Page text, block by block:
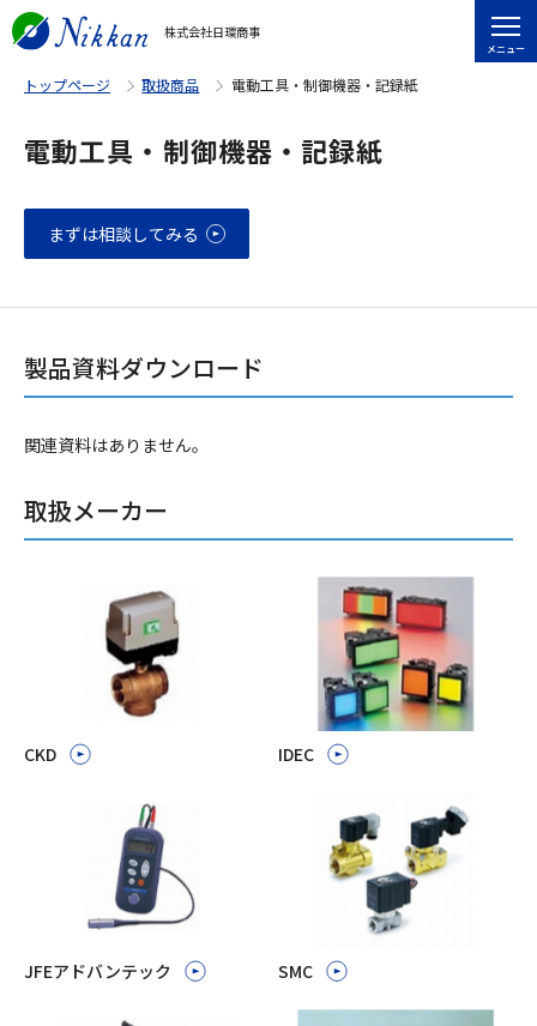
株式会社日環商事
メニュー
トップページ 取扱商品 電動工具・制御機器・記録紙
電動工具・制御機器・記録紙
まずは相談してみる
製品資料ダウンロード
関連資料はありません。
取扱メーカー
CKD IDEC
JFEアドバンテック SMC